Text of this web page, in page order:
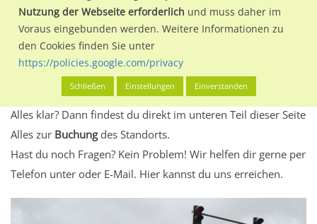
aktuelleStandortinformationenund Leistungswerte. Damit
kannst du dich schon vor der Buchung im Detail über den
Standort, seine Reichweite und Werbewirkung sowie
eventuelle Beschränkungen in den zugelassenen
Werbeinhalten informieren.
Alles klar? Dann findest du direkt im unteren Teil dieser Seite
Alles zur Buchungdes Standorts.
Hast du noch Fragen? Kein Problem! Wir helfen dir gerne per
Telefon unter oder E-Mail. Hier kannst du uns erreichen.
Nutzung der Webseite erforderlich und muss daher im
Voraus eingebunden werden. Weitere Informationen zu
den Cookies finden Sie unter
https://policies.google.com/privacy
Schließen Einstellungen Einverstanden